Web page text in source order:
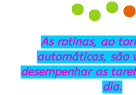
As rotinas, ao
automáticas, são
desempenhar as
dia.